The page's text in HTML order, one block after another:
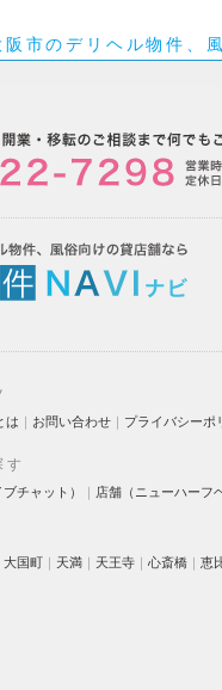
阪市のデリヘル物件、
は ｜ お問い合わせ ｜ プライバシーポ
す
チャット） ｜ 店舗（ニューハーフ
大国町 ｜ 天満 ｜ 天王寺 ｜ 心斎橋 ｜ 恵